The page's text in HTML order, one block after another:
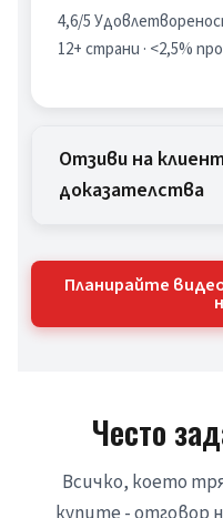
4,6/5
12+ страни · <2,5%
Отзиви на
доказателства
Планирайте
Често
Всичко, което